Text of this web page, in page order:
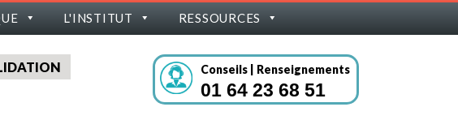
L'INSTITUT RESSOURCES
Conseils | Renseignements
01 64 23 68 51